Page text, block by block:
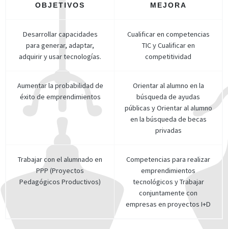
OBJETIVOS
MEJORA
Desarrollar capacidades
para generar, adaptar,
adquirir y usar tecnologías.
Cualificar en competencias
TIC y Cualificar en
competitividad
Aumentar la probabilidad de
éxito de emprendimientos
Orientar al alumno en la
búsqueda de ayudas
públicas y Orientar al alumno
en la búsqueda de becas
privadas
Trabajar con el alumnado en
PPP (Proyectos
Pedagógicos Productivos)
Competencias para realizar
emprendimientos
tecnológicos y Trabajar
conjuntamente con
empresas en proyectos I+D